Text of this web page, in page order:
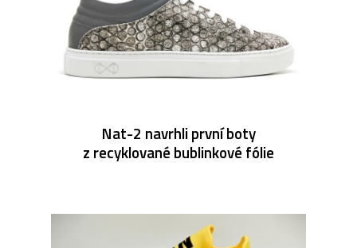
Nat-2 navrhli první boty
z recyklované bublinkové fólie